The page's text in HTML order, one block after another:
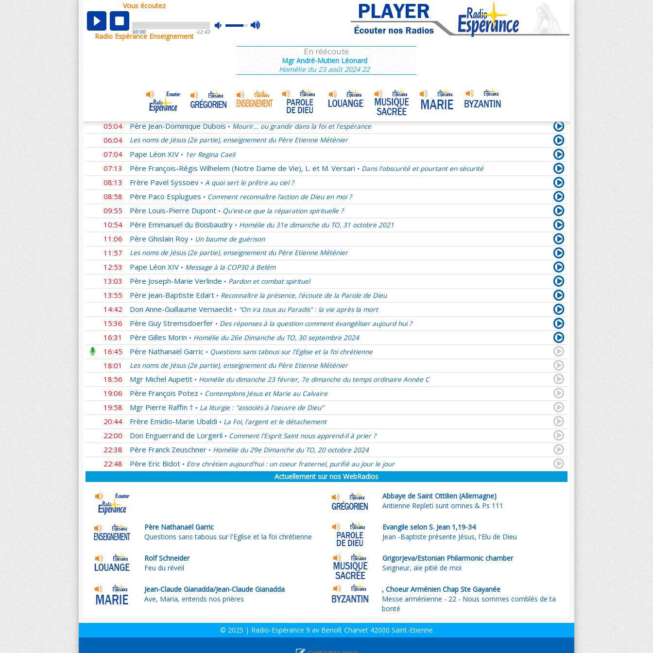
Vous écoutez
mute
max
00:00 -12:43
Radio Espérance Enseignement
En réécoute
Mgr André-Mutien Léonard
Homélie du 23 août 2024 22
00:01
00:59 Didier • Homélies du Pape François 28/68
01:27 Père Matthieu Dauchez
Après 2013, quel projet pour les chrétiens ?
L'Eucharistie chez les pères de l'Eglise
Père Alexandre Legay Homélie du samedi 29 novembre 2025
Père Christophe Hadevis
05:04 Père Jean-Dominique Dubois • Mourir… ou grandir dans la foi et l'espérance
06:04 Les noms de Jésus (2e partie), enseignement du Père Etienne Méténier
07:04 Pape Léon XIV • 1er Regina Caeli
07:13 Père François-Régis Wilhelem (Notre Dame de Vie), L. et M. Versari • Dans l'obscurité et pourtant en sécurité
08:13 Frère Pavel Syssoev • A quoi sert le prêtre au ciel ?
08:58 Père Paco Esplugues • Comment reconnaître l’action de Dieu en moi ?
09:55 Père Louis-Pierre Dupont • Qu'est-ce que la réparation spirituelle ?
10:54 Père Emmanuel du Boisbaudry • Homélie du 31e dimanche du TO, 31 octobre 2021
11:06 Père Ghislain Roy • Un baume de guérison
11:57 Les noms de Jésus (2e partie), enseignement du Père Etienne Méténier
12:53 Pape Léon XIV • Message à la COP30 à Belém
13:03 Père Joseph-Marie Verlinde • Pardon et combat spirituel
13:55 Père Jean-Baptiste Edart • Reconnaître la présence, l'écoute de la Parole de Dieu
14:42 Don Anne-Guillaume Vernaeckt • "On ira tous au Paradis" : la vie après la mort
15:36 Père Guy Stremsdoerfer • Des réponses à la question comment évangéliser aujourd hui ?
16:31 Père Gilles Morin • Homélie du 26e Dimanche du TO, 30 septembre 2024
16:45 Père Nathanaël Garric • Questions sans tabous sur l'Eglise et la foi chrétienne
18:01 Les noms de Jésus (2e partie), enseignement du Père Etienne Méténier
18:56 Mgr Michel Aupetit • Homélie du dimanche 23 février, 7e dimanche du temps ordinaire Année C
19:06 Père François Potez • Contemplons Jésus et Marie au Calvaire
19:58 Mgr Pierre Raffin † • La liturgie : "associés à l'oeuvre de Dieu"
20:44 Frère Emidio-Marie Ubaldi • La Foi, l'argent et le détachement
22:00 Don Enguerrand de Lorgeril • Comment l'Esprit Saint nous apprend-Il à prier ?
22:38 Père Franck Zeuschner • Homélie du 29e Dimanche du TO, 20 octobre 2024
22:48 Père Eric Bidot • Etre chrétien aujourd'hui : un coeur fraternel, purifié au jour le jour
Actuellement sur nos WebRadios
Abbaye de Saint Ottilien (Allemagne)
Antienne Repleti sunt omnes & Ps 111
Père Nathanaël Garric
Questions sans tabous sur l'Eglise et la foi chrétienne
Evangile selon S. Jean 1,19-34
Jean -Baptiste présente Jésus, l'Elu de Dieu
Rolf Schneider
Feu du réveil
Grigorjeva/Estonian Philarmonic chamber
Seigneur, aie pitié de moi
Jean-Claude Gianadda/Jean-Claude Gianadda
Ave, Maria, entends nos prières
, Choeur Arménien Chap Ste Gayanée
Messe arménienne - 22 - Nous sommes comblés de ta
bonté
© 2025 | Radio-Espérance 9 av Benoît Charvet 42000 Saint-Etienne